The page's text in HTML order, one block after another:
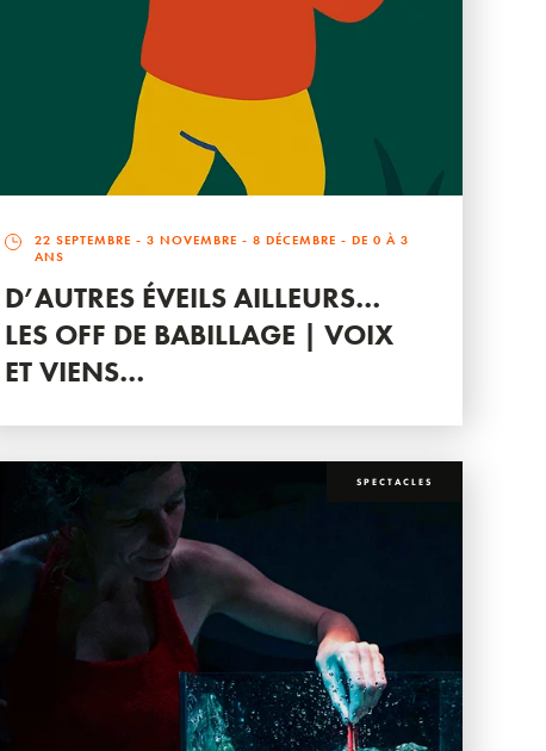
22 SEPTEMBRE -3 NOVEMBRE -8 DÉCEMBRE - DE 0 À 3
ANS
D’AUTRES ÉVEILS AILLEURS…
LES OFF DE BABILLAGE | VOIX
ET VIENS…
SPECTACLES